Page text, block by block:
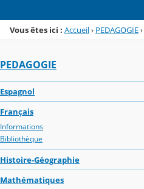
Vous êtes ici : Accueil› PEDAGOGIE›
PEDAGOGIE
Espagnol
Français
Informations
Bibliothèque
Histoire-Géographie
Mathématiques